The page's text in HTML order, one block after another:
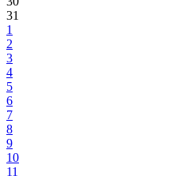
31
1
2
3
4
5
6
7
8
9
10
11